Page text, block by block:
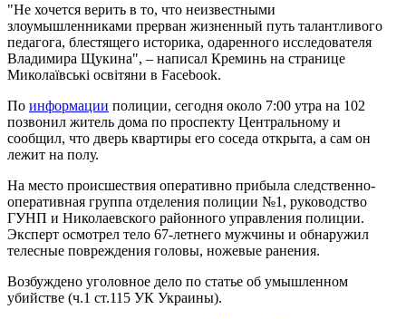
"Не хочется верить в то, что неизвестными
злоумышленниками прерван жизненный путь талантливого
педагога, блестящего историка, одаренного исследователя
Владимира Щукина", – написал Креминь на странице
Миколаївські освітяни в Facebook.
По информации полиции, сегодня около 7:00 утра на 102
позвонил житель дома по проспекту Центральному и
сообщил, что дверь квартиры его соседа открыта, а сам он
лежит на полу.
На место происшествия оперативно прибыла следственно-
оперативная группа отделения полиции №1, руководство
ГУНП и Николаевского районного управления полиции.
Эксперт осмотрел тело 67-летнего мужчины и обнаружил
телесные повреждения головы, ножевые ранения.
Возбуждено уголовное дело по статье об умышленном
убийстве (ч.1 ст.115 УК Украины).